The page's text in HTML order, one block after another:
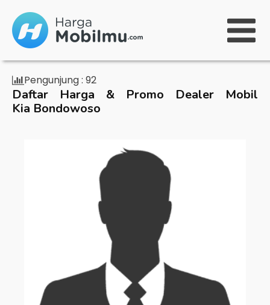
Pengunjung : 92
Daftar Harga & Promo Dealer Mobil
Kia Bondowoso